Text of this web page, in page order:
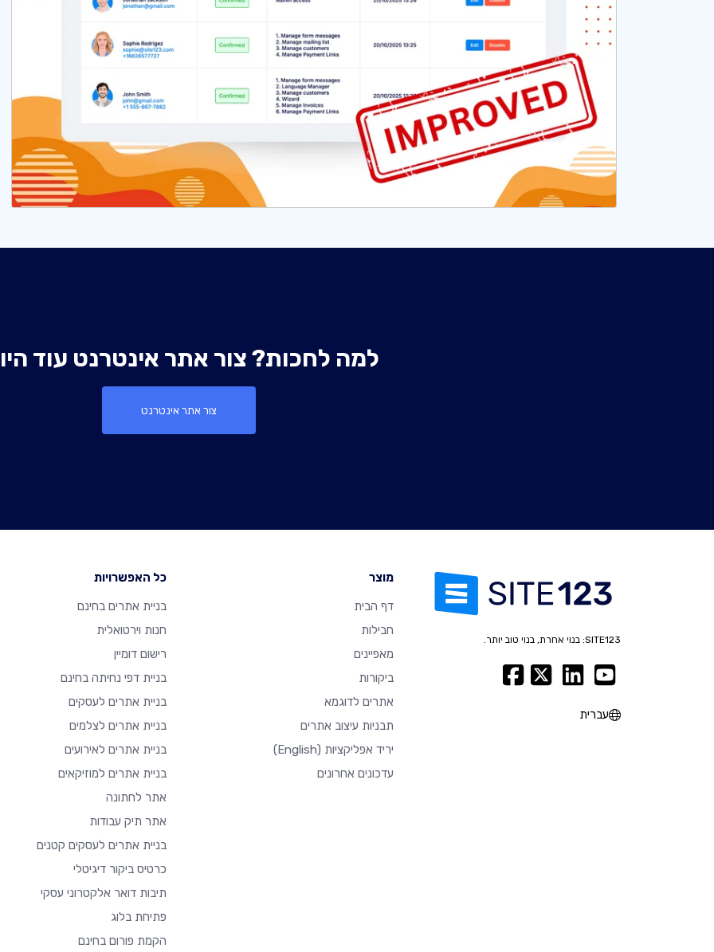
למה לחכות? צור אתר אינטרנט עוד
צור אתר אינטרנט
SITE123: בנוי אחרת, בנוי טוב יותר.
עברית
מוצר
דף הבית
חבילות
מאפיינים
ביקורות
אתרים לדוגמא
תבניות עיצוב אתרים
יריד אפליקציות (English)
עדכונים אחרונים
כל האפשרויות
בניית אתרים בחינם
חנות וירטואלית
רישום דומיין
בניית דפי נחיתה בחינם
בניית אתרים לעסקים
בניית אתרים לצלמים
בניית אתרים לאירועים
בניית אתרים למוזיקאים
אתר לחתונה
אתר תיק עבודות
בניית אתרים לעסקים קטנים
כרטיס ביקור דיגיטלי
תיבות דואר אלקטרוני עסקי
פתיחת בלוג
הקמת פורום בחינם